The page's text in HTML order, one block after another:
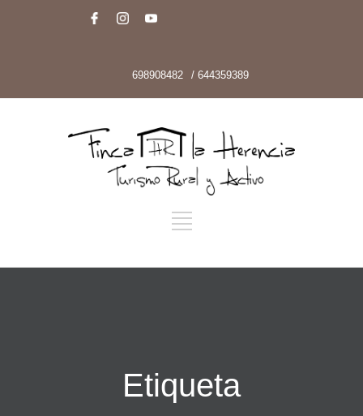
/ 644359389
698908482
Etiqueta